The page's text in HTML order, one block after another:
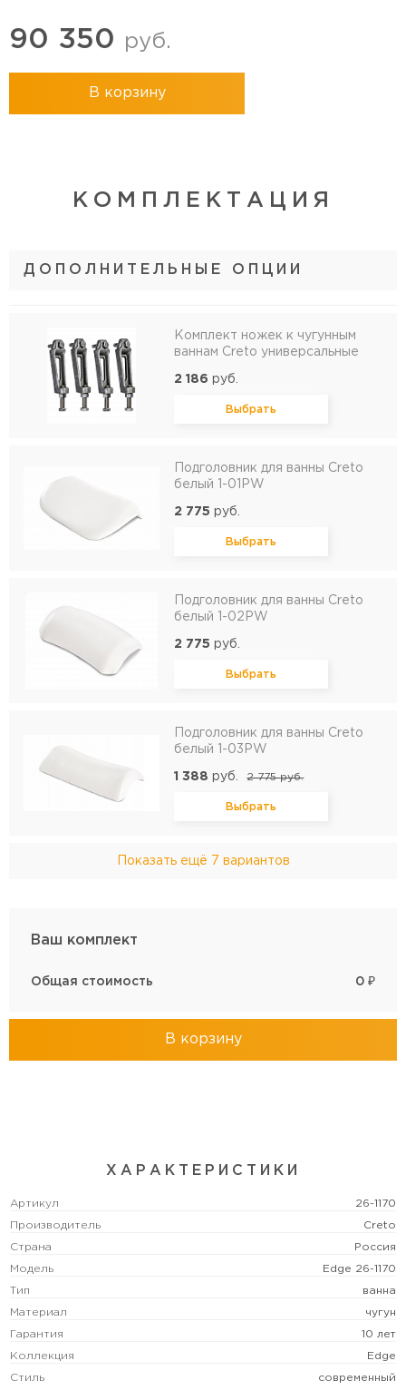
90 350 руб.
В корзину
КОМПЛЕКТАЦИЯ
ДОПОЛНИТЕЛЬНЫЕ ОПЦИИ
Комплект ножек к чугунным
ваннам Creto универсальные
2 186руб.
Выбрать
Подголовник для ванны Creto
белый 1-01PW
2 775руб.
Выбрать
Подголовник для ванны Creto
белый 1-02PW
2 775руб.
Выбрать
Подголовник для ванны Creto
белый 1-03PW
1 388руб. 2 775руб.
Выбрать
Показать ещё 7 вариантов
Ваш комплект
Общая стоимость 0 ₽
В корзину
ХАРАКТЕРИСТИКИ
Артикул 26-1170
Производитель Creto
Страна Россия
Модель Edge 26-1170
Тип ванна
Материал чугун
Гарантия 10 лет
Коллекция Edge
Стиль современный